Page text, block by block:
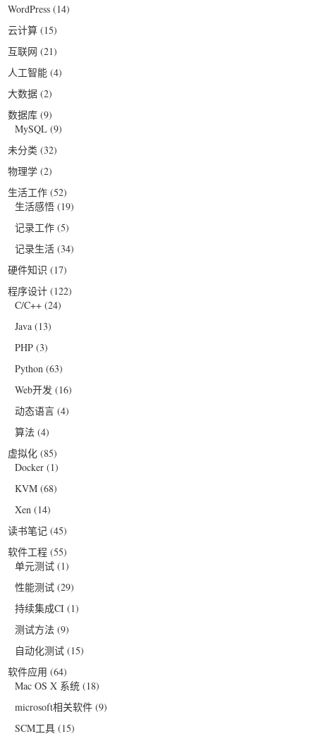
WordPress (14)
云计算 (15)
互联网 (21)
人工智能 (4)
大数据 (2)
数据库 (9)
MySQL (9)
未分类 (32)
物理学 (2)
生活工作 (52)
生活感悟 (19)
记录工作 (5)
记录生活 (34)
硬件知识 (17)
程序设计 (122)
C/C++ (24)
Java (13)
PHP (3)
Python (63)
Web开发 (16)
动态语言 (4)
算法 (4)
虚拟化 (85)
Docker (1)
KVM (68)
Xen (14)
读书笔记 (45)
软件工程 (55)
单元测试 (1)
性能测试 (29)
持续集成CI (1)
测试方法 (9)
自动化测试 (15)
软件应用 (64)
Mac OS X 系统 (18)
microsoft相关软件 (9)
SCM工具 (15)